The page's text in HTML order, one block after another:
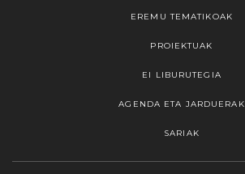
EREMU TEMATIKOAK
PROIEKTUAK
EI LIBURUTEGIA
AGENDA ETA JARDUERAK
SARIAK